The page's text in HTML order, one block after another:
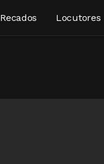
Recados Locutores